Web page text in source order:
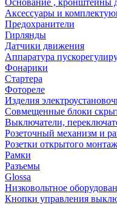
Основание , кронштейны
Аксессуары и
Предохранители
Гирлянды
Датчики движения
Аппаратура
Фонарики
Стартера
Фотореле
Изделия
Совмещенные блоки
Выключатели,
Розеточный механизм и
Розетки открытого
Рамки
Разъемы
Glossa
Низковольтное
Кнопки управления